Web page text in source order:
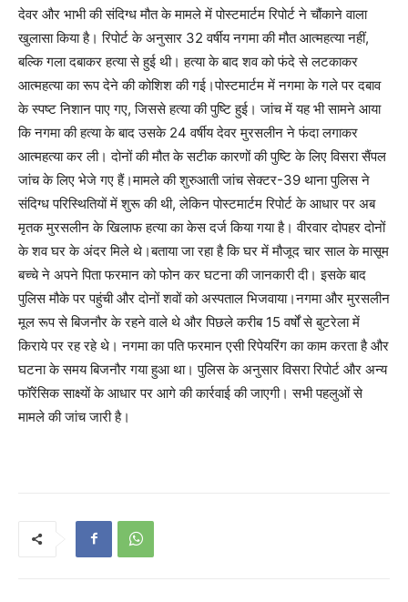
देवर और भाभी की संदिग्ध मौत के मामले में पोस्टमार्टम रिपोर्ट ने चौंकाने वाला
खुलासा किया है। रिपोर्ट के अनुसार 32 वर्षीय नगमा की मौत आत्महत्या नहीं,
बल्कि गला दबाकर हत्या से हुई थी। हत्या के बाद शव को फंदे से लटकाकर
आत्महत्या का रूप देने की कोशिश की गई।पोस्टमार्टम में नगमा के गले पर दबाव
के स्पष्ट निशान पाए गए, जिससे हत्या की पुष्टि हुई। जांच में यह भी सामने आया
कि नगमा की हत्या के बाद उसके 24 वर्षीय देवर मुरसलीन ने फंदा लगाकर
आत्महत्या कर ली। दोनों की मौत के सटीक कारणों की पुष्टि के लिए विसरा सैंपल
जांच के लिए भेजे गए हैं।मामले की शुरुआती जांच सेक्टर-39 थाना पुलिस ने
संदिग्ध परिस्थितियों में शुरू की थी, लेकिन पोस्टमार्टम रिपोर्ट के आधार पर अब
मृतक मुरसलीन के खिलाफ हत्या का केस दर्ज किया गया है। वीरवार दोपहर दोनों
के शव घर के अंदर मिले थे।बताया जा रहा है कि घर में मौजूद चार साल के मासूम
बच्चे ने अपने पिता फरमान को फोन कर घटना की जानकारी दी। इसके बाद
पुलिस मौके पर पहुंची और दोनों शवों को अस्पताल भिजवाया।नगमा और मुरसलीन
मूल रूप से बिजनौर के रहने वाले थे और पिछले करीब 15 वर्षों से बुटरेला में
किराये पर रह रहे थे। नगमा का पति फरमान एसी रिपेयरिंग का काम करता है और
घटना के समय बिजनौर गया हुआ था। पुलिस के अनुसार विसरा रिपोर्ट और अन्य
फॉरेंसिक साक्ष्यों के आधार पर आगे की कार्रवाई की जाएगी। सभी पहलुओं से
मामले की जांच जारी है।